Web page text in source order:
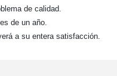
de calidad.
de un año.
a su entera satisfacción.